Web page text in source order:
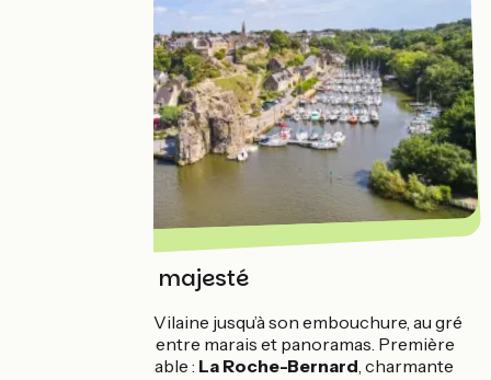
La Vilaine en majesté
Vous escortez la Vilaine jusqu’à son embouchure, au gré
de ses méandres entre marais et panoramas. Première
halte incontournable : La Roche-Bernard, charmante